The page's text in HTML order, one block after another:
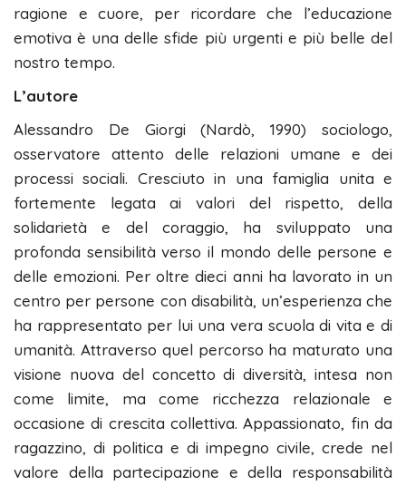
ragione e cuore, per ricordare che l’educazione
emotiva è una delle sfide più urgenti e più belle del
nostro tempo.
L’autore
Alessandro De Giorgi (Nardò, 1990) sociologo,
osservatore attento delle relazioni umane e dei
processi sociali. Cresciuto in una famiglia unita e
fortemente legata ai valori del rispetto, della
solidarietà e del coraggio, ha sviluppato una
profonda sensibilità verso il mondo delle persone e
delle emozioni. Per oltre dieci anni ha lavorato in un
centro per persone con disabilità, un’esperienza che
ha rappresentato per lui una vera scuola di vita e di
umanità. Attraverso quel percorso ha maturato una
visione nuova del concetto di diversità, intesa non
come limite, ma come ricchezza relazionale e
occasione di crescita collettiva. Appassionato, fin da
ragazzino, di politica e di impegno civile, crede nel
valore della partecipazione e della responsabilità